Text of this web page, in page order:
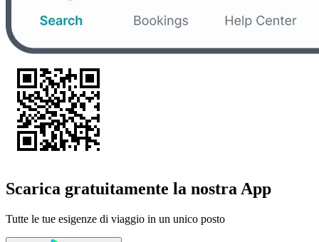
Scarica gratuitamente la nostra App
Tutte le tue esigenze di viaggio in un unico posto